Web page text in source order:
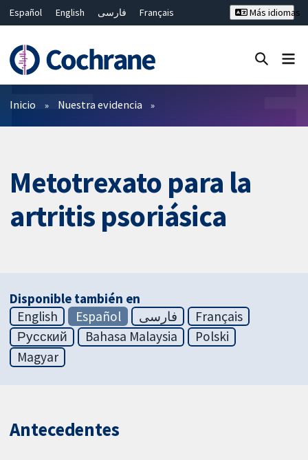
Español English فارسی
Français
Bahasa Malaysia
ไทย 繁體中文
Más idiomas
Filtros
Inicio Nuestra evidencia
Metotrexato para la
artritis psoriásica
Disponible también en
English
Español فارسی
Français
Русский
Bahasa Malaysia
Polski
Magyar
Antecedentes